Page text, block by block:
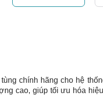
chính hãng cho hệ
cao, giúp tối ưu hóa